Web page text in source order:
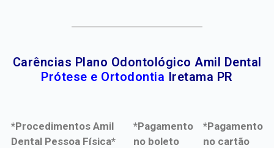
Carências Plano Odontológico Amil Dental
Prótese e Ortodontia Iretama PR
*Procedimentos Amil
Dental Pessoa Física*
*Pagamento
no boleto
*Pagamento
no cartão